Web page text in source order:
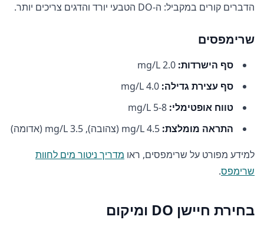
הדברים קורים במקביל: ה-DO הטבעי יורד והדגים צריכים יותר.
שרימפסים
סף הישרדות:
סף עצירת גדילה:
טווח אופטימלי:
התראה מומלצת:
למידע מפורט על שרימפסים, ראו מדריך ניטור מים לחוות
שרימפס.
בחירת חיישן DO ומיקום